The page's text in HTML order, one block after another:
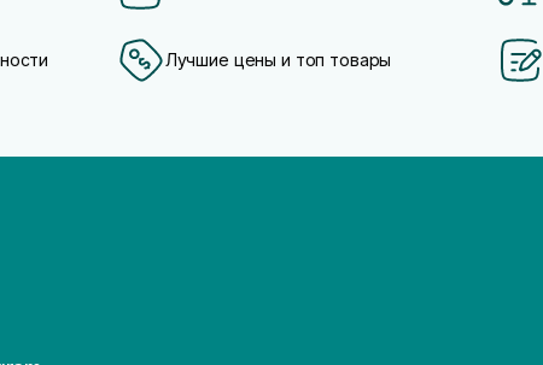
Лучшие цены и топ товары